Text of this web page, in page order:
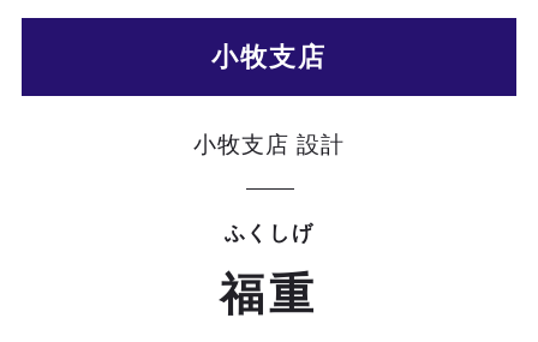
小牧支店
小牧支店 設計
ふくしげ
福重